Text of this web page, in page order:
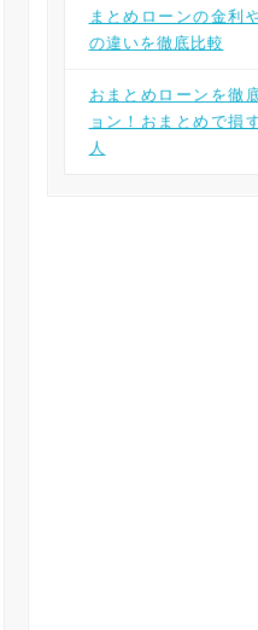
まとめローンの金利
の違いを徹底比較
おまとめローンを徹
ョン！おまとめで損
人